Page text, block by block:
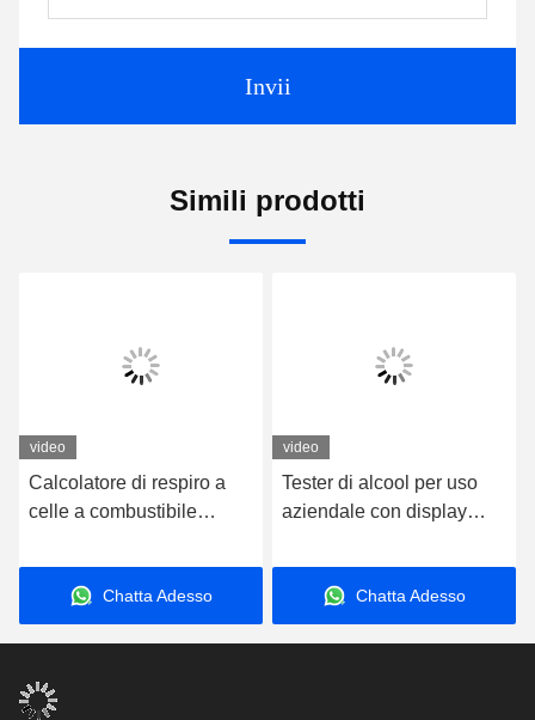
Invii
Simili prodotti
video
Calcolatore di respiro a
celle a combustibile
Piccolo con batteria al litio
Chatta Adesso
video
Tester di alcool per uso
aziendale con display
Chatta Adesso